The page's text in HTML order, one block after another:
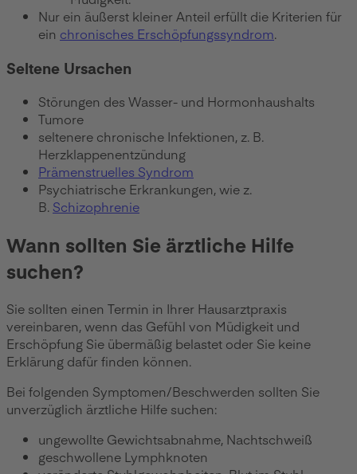
Nur ein äußerst kleiner Anteil erfüllt die Kriterien für
ein chronisches Erschöpfungssyndrom.
Seltene Ursachen
Störungen des Wasser- und Hormonhaushalts
Tumore
seltenere chronische Infektionen, z. B.
Herzklappenentzündung
Prämenstruelles Syndrom
Psychiatrische Erkrankungen, wie z.
B. Schizophrenie
Wann sollten Sie ärztliche Hilfe
suchen?
Sie sollten einen Termin in Ihrer Hausarztpraxis
vereinbaren, wenn das Gefühl von Müdigkeit und
Erschöpfung Sie übermäßig belastet oder Sie keine
Erklärung dafür finden können.
Bei folgenden Symptomen/Beschwerden sollten Sie
unverzüglich ärztliche Hilfe suchen:
ungewollte Gewichtsabnahme, Nachtschweiß
geschwollene Lymphknoten